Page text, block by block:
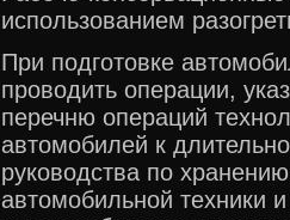
использованием
При подготовке
проводить операции,
перечню операций
автомобилей к
руководства по хранению
автомобильной техники